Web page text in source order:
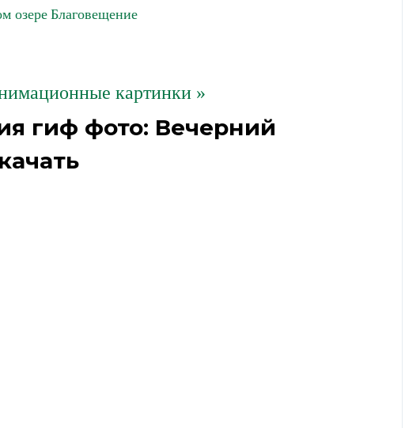
озере Благовещение
картинки »
гиф фото: Вечерний